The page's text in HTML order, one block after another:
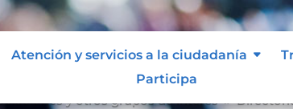
Atención y servicios a la ciudadanía
Participa
y otros grupos de interés